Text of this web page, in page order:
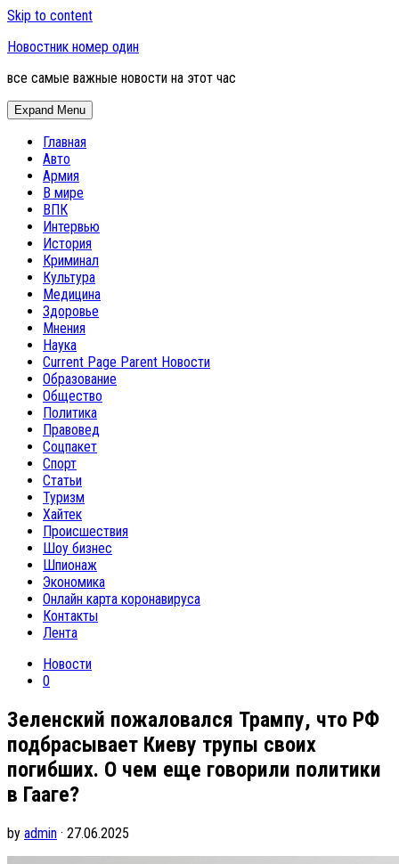
Skip to content
Новостник номер один
все самые важные новости на этот час
Expand Menu
Главная
Авто
Армия
В мире
ВПК
Интервью
История
Криминал
Культура
Медицина
Здоровье
Мнения
Наука
Current Page Parent Новости
Образование
Общество
Политика
Правовед
Соцпакет
Спорт
Статьи
Туризм
Хайтек
Происшествия
Шоу бизнес
Шпионаж
Экономика
Онлайн карта коронавируса
Контакты
Лента
Новости
0
Зеленский пожаловался Трампу, что РФ
подбрасывает Киеву трупы своих
погибших. О чем еще говорили политики
в Гааге?
by admin · 27.06.2025